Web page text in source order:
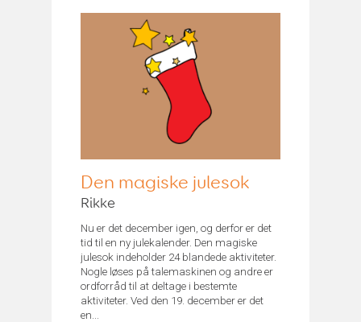
Den magiske julesok
Rikke
Nu er det december igen, og derfor er det
tid til en ny julekalender. Den magiske
julesok indeholder 24 blandede aktiviteter.
Nogle løses på talemaskinen og andre er
ordforråd til at deltage i bestemte
aktiviteter. Ved den 19. december er det
en...